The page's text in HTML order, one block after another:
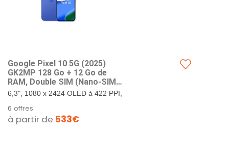
Google Pixel ​10 5G (202​5)
GK2MP 128 Go + 12 Go de
RAM, Double SIM (Nano-SIM,
eSIM), Android 1​6 débloqué
en Usine Smartpho ne
(Indigo)
6,3", 1080 x 2424 OLED à 422 PPI,
2. 128 Go de stockage + 12 Go de
RAM. Google...
6 offres
à partir de 533€